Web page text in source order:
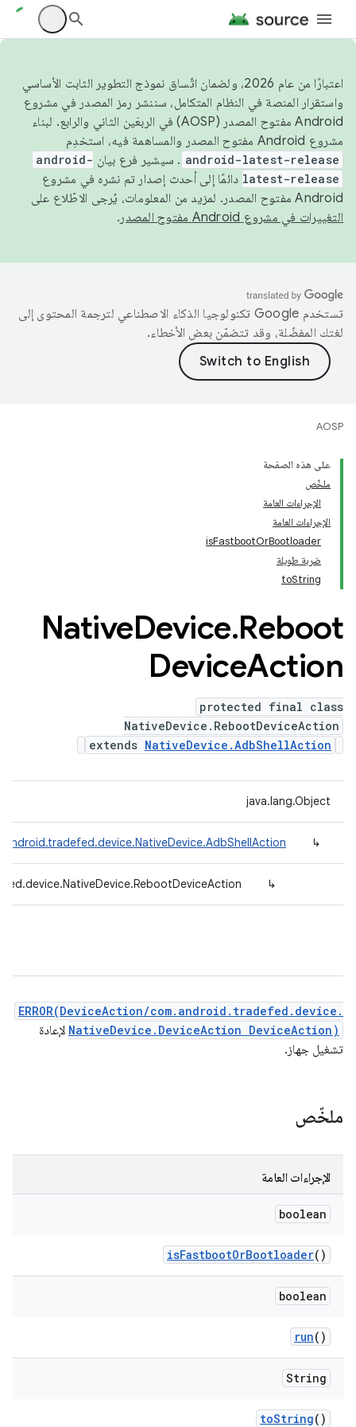
اعتبارًا من عام 2026، ولضمان اتّساق نموذج التطوير الثابت الأساسي
واستقرار المنصة في النظام المتكامل، سننشر رمز المصدر في مشروع
Android مفتوح المصدر (AOSP) في الربعَين الثاني والرابع. لبناء
مشروع Android مفتوح المصدر والمساهمة فيه، استخدِم
android-latest-release . سيشير فرع بيان android-
latest-release دائمًا إلى أحدث إصدار تم نشره في مشروع
Android مفتوح المصدر. لمزيد من المعلومات، يُرجى الاطّلاع على
التغييرات في مشروع Android مفتوح المصدر
.
تستخدم Google تكنولوجيا الذكاء الاصطناعي لترجمة المحتوى إلى
لغتك المفضّلة، وقد تتضمّن بعض الأخطاء.
AOSP
على هذه الصفحة
ملخّص
الإجراءات العامة
الإجراءات العامة
isFastbootOrBootloader
ضربة طويلة
toString
NativeDevice.Reboot
DeviceAction
protected final class
NativeDevice.RebootDeviceAction
extends NativeDevice.AdbShellAction
java.lang.Object
↳
↳
ERROR(DeviceAction/com.android.tradefed.device.
NativeDevice.DeviceAction DeviceAction) لإعادة
تشغيل جهاز.
ملخّص
الإجراءات العامة
boolean
isFastbootOrBootloader()
boolean
run()
String
toString()